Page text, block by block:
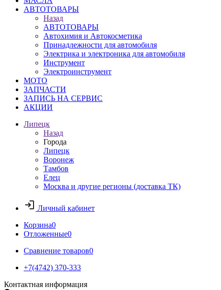
АВТОТОВАРЫ
Назад
АВТОТОВАРЫ
Автохимия и Автокосметика
Принадлежности для автомобиля
Электрика и электроника для автомобиля
Инструмент
Электроинструмент
МОТО
ЗАПЧАСТИ
ЗАПИСЬ НА СЕРВИС
АКЦИИ
Липецк
Назад
Города
Липецк
Воронеж
Тамбов
Елец
Москва и другие регионы (доставка ТК)
Личный кабинет
Корзина0
Отложенные0
Сравнение товаров0
+7(4742) 370-333
Контактная информация